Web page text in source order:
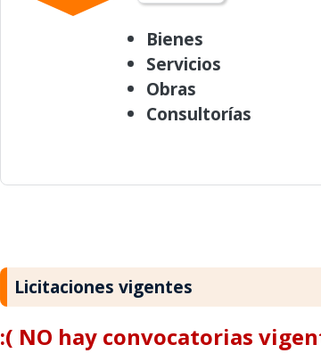
Bienes
Servicios
Obras
Consultorías
Licitaciones vigentes
:( NO hay convocatorias